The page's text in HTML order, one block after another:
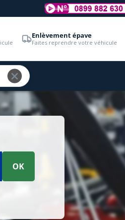
Enlèvement épave
Faites reprendre votre véhicule
OK